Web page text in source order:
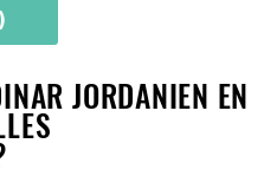
JORDANIEN EN